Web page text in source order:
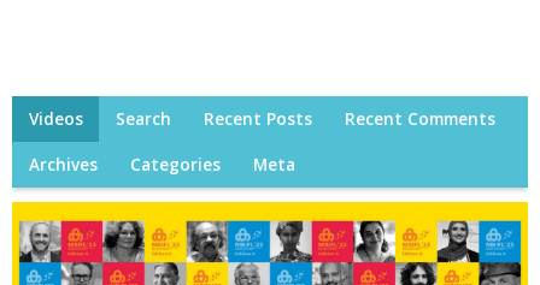
Videos Search Recent Posts Recent Comments
Archives Categories Meta